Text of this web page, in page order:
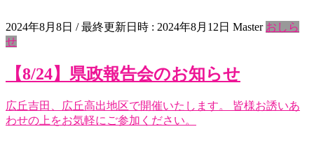
2024年8月8日 / 最終更新日時 : 2024年8月12日 Master おしら
せ
【8/24】県政報告会のお知らせ
広丘吉田、広丘高出地区で開催いたします。 皆様お誘いあ
わせの上をお気軽にご参加ください。